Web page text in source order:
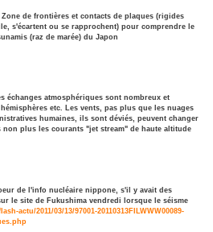
Zone de frontières et contacts de plaques (rigides
s'écartent ou se rapprochent) pour comprendre le
(raz de marée) du Japon
échanges atmosphériques sont nombreux et
etc. Les vents, pas plus que les nuages
humaines, ils sont déviés, peuvent changer
non plus les courants "jet stream" de haute altitude
de l'info nucléaire nippone, s'il y avait des
le site de Fukushima vendredi lorsque le séisme
actu/2011/03/13/97001-20110313FILWWW00089-